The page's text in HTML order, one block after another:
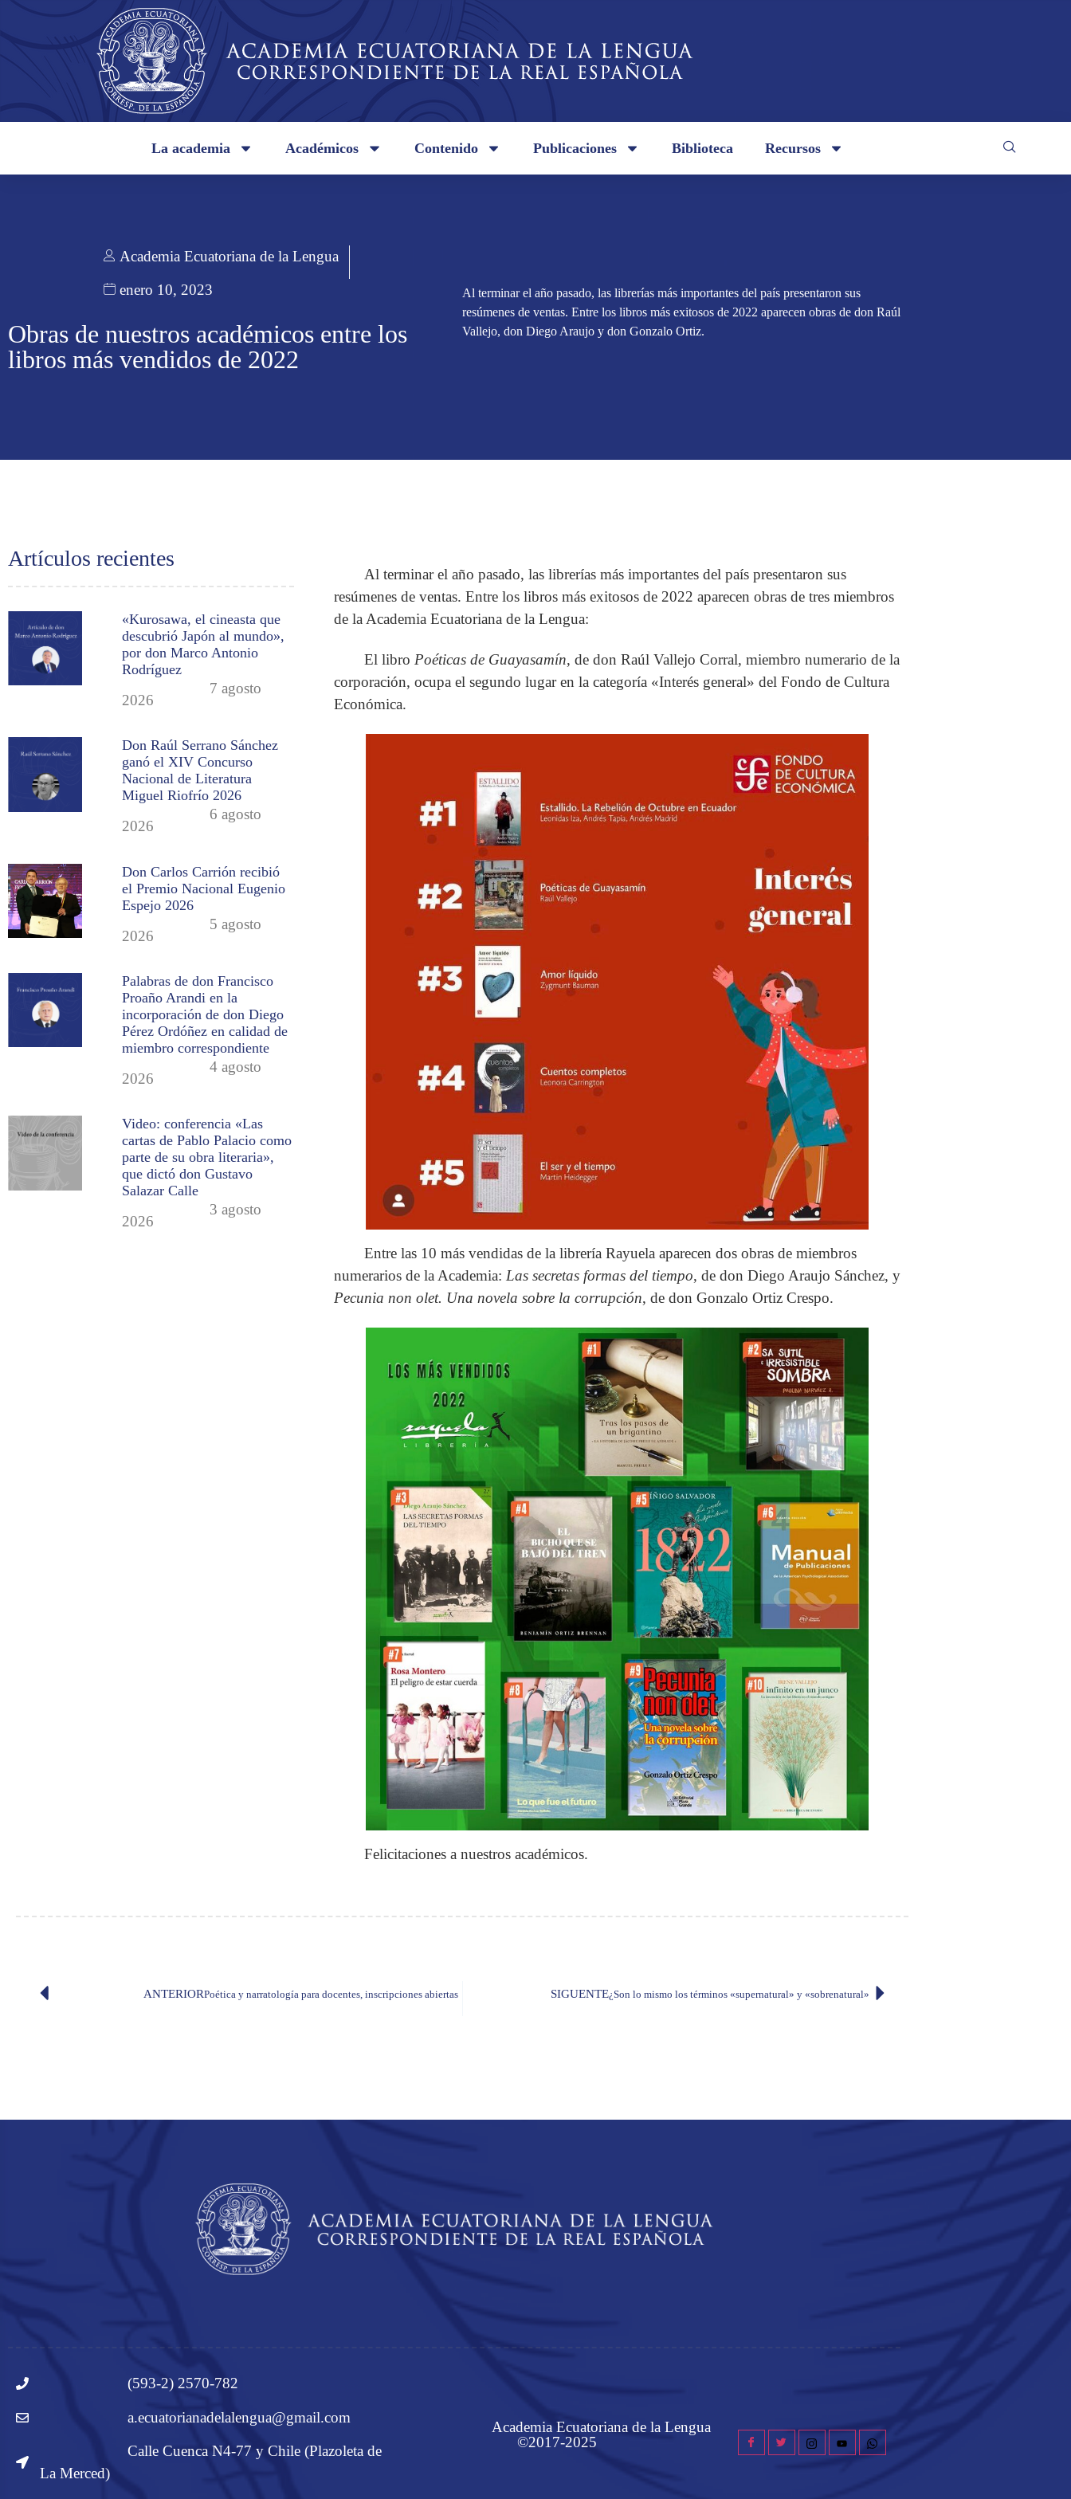
La academia Académicos Contenido Publicaciones Biblioteca Recursos
Academia Ecuatoriana de la Lengua
enero 10, 2023
Obras de nuestros académicos entre los
libros más vendidos de 2022
Al terminar el año pasado, las librerías más importantes del país presentaron sus
resúmenes de ventas. Entre los libros más exitosos de 2022 aparecen obras de don Raúl
Vallejo, don Diego Araujo y don Gonzalo Ortiz.
Artículos recientes
«Kurosawa, el cineasta que
descubrió Japón al mundo»,
por don Marco Antonio
Rodríguez
7 agosto
2026
Don Raúl Serrano Sánchez
ganó el XIV Concurso
Nacional de Literatura
Miguel Riofrío 2026
6 agosto
2026
Don Carlos Carrión recibió
el Premio Nacional Eugenio
Espejo 2026
5 agosto
2026
Palabras de don Francisco
Proaño Arandi en la
incorporación de don Diego
Pérez Ordóñez en calidad de
miembro correspondiente
4 agosto
2026
Video: conferencia «Las
cartas de Pablo Palacio como
parte de su obra literaria»,
que dictó don Gustavo
Salazar Calle
3 agosto
2026
Al terminar el año pasado, las librerías más importantes del país presentaron sus
resúmenes de ventas. Entre los libros más exitosos de 2022 aparecen obras de tres miembros
de la Academia Ecuatoriana de la Lengua:
El libro Poéticas de Guayasamín, de don Raúl Vallejo Corral, miembro numerario de la
corporación, ocupa el segundo lugar en la categoría «Interés general» del Fondo de Cultura
Económica.
Entre las 10 más vendidas de la librería Rayuela aparecen dos obras de miembros
numerarios de la Academia: Las secretas formas del tiempo, de don Diego Araujo Sánchez, y
Pecunia non olet. Una novela sobre la corrupción, de don Gonzalo Ortiz Crespo.
Felicitaciones a nuestros académicos.
ANTERIORPoética y narratología para docentes, inscripciones abiertas SIGUENTE¿Son lo mismo los términos «supernatural» y «sobrenatural»?
(593-2) 2570-782
a.ecuatorianadelalengua@gmail.com
Calle Cuenca N4-77 y Chile (Plazoleta de
La Merced)
Academia Ecuatoriana de la Lengua
©2017-2025